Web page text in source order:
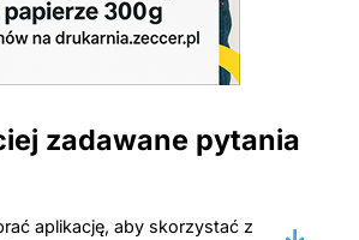
zadawane pytania
aplikację, aby skorzystać z